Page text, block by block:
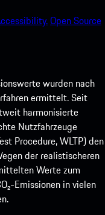
Open Source
wurden nach
ermittelt. Seit
harmonisierte
Nutzfahrzeuge
Procedure, WLTP) den
der realistischeren
Werte zum
Emissionen in vielen